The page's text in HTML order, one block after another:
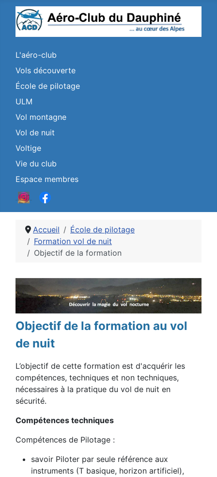
L'aéro-club
Vols découverte
École de pilotage
ULM
Vol montagne
Vol de nuit
Voltige
Vie du club
Espace membres
Accueil
École de pilotage
Formation vol de nuit
Objectif de la formation
Détails
Objectif de la formation au vol
de nuit
L’objectif de cette formation est d'acquérir les
compétences, techniques et non techniques,
nécessaires à la pratique du vol de nuit en
sécurité.
Compétences techniques
Compétences de Pilotage :
savoir Piloter par seule référence aux
instruments (T basique, horizon artificiel),